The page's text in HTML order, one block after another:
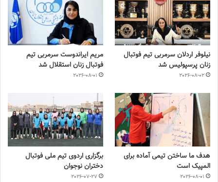
نیلوفر اردلان سرمربی تیم فوتبال
زنان پرسپولیس شد
2026-08-02
مریم ایراندوست سرمربی تیم
فوتبال زنان استقلال شد
2026-08-01
هدف ما ساختن تیمی آماده برای
المپیک است
2026-08-01
برگزاری اردوی تیم ملی فوتبال
دختران نوجوان
2026-07-27